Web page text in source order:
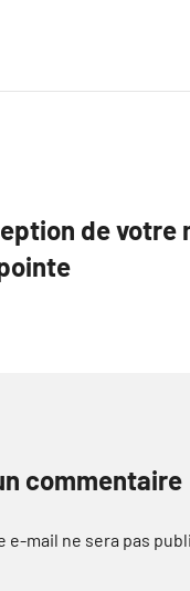
de votre
commentaire
e-mail ne sera pas